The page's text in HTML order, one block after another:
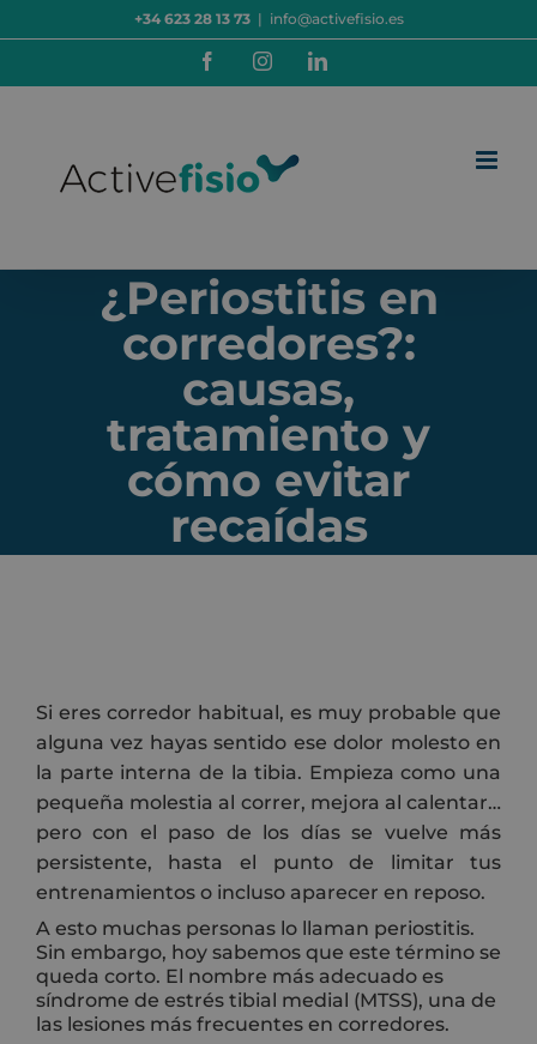
al
+34 623 28 13 73 | info@activefisio.es
FacebookInstagramLinkedIn
¿Periostitis en
corredores?:
causas,
tratamiento y
cómo evitar
recaídas
Si eres corredor habitual, es muy probable que
alguna vez hayas sentido ese dolor molesto en
la parte interna de la tibia. Empieza como una
pequeña molestia al correr, mejora al calentar…
pero con el paso de los días se vuelve más
persistente, hasta el punto de limitar tus
entrenamientos o incluso aparecer en reposo.
A esto muchas personas lo llaman periostitis.
Sin embargo, hoy sabemos que este término se
queda corto. El nombre más adecuado es
síndrome de estrés tibial medial (MTSS), una de
las lesiones más frecuentes en corredores.